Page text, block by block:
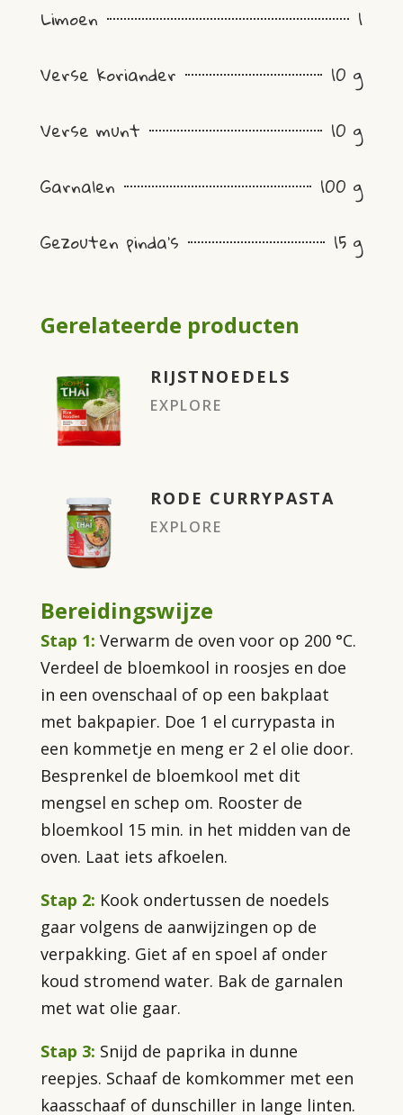
Limoen
1
Verse koriander
10 g
Verse munt
10 g
Garnalen
100 g
Gezouten pinda’s
15 g
Gerelateerde producten
RIJSTNOEDELS
EXPLORE
RODE CURRYPASTA
EXPLORE
Bereidingswijze
Stap 1: Verwarm de oven voor op 200 °C.
Verdeel de bloemkool in roosjes en doe
in een ovenschaal of op een bakplaat
met bakpapier. Doe 1 el currypasta in
een kommetje en meng er 2 el olie door.
Besprenkel de bloemkool met dit
mengsel en schep om. Rooster de
bloemkool 15 min. in het midden van de
oven. Laat iets afkoelen.
Stap 2: Kook ondertussen de noedels
gaar volgens de aanwijzingen op de
verpakking. Giet af en spoel af onder
koud stromend water. Bak de garnalen
met wat olie gaar.
Stap 3: Snijd de paprika in dunne
reepjes. Schaaf de komkommer met een
kaasschaaf of dunschiller in lange linten.